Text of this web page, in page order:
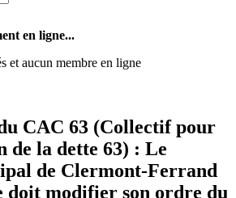
en ligne...
et aucun membre en ligne
CAC 63 (Collectif pour
la dette 63) : Le
de Clermont-Ferrand
doit modifier son ordre du